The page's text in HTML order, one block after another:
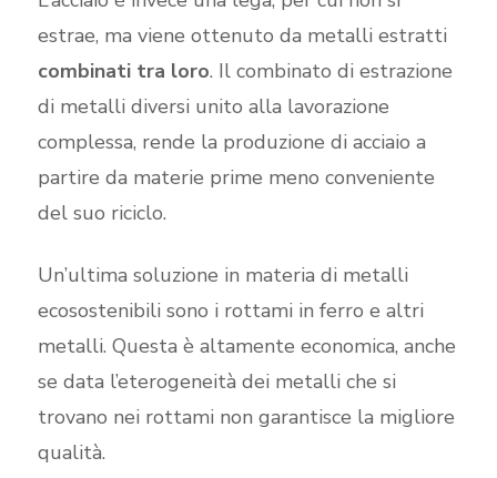
estrae, ma viene ottenuto da metalli estratti
combinati tra loro. Il combinato di estrazione
di metalli diversi unito alla lavorazione
complessa, rende la produzione di acciaio a
partire da materie prime meno conveniente
del suo riciclo.
Un’ultima soluzione in materia di metalli
ecosostenibili sono i rottami in ferro e altri
metalli. Questa è altamente economica, anche
se data l’eterogeneità dei metalli che si
trovano nei rottami non garantisce la migliore
qualità.